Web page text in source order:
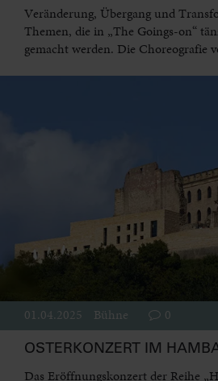
Veränderung, Übergang und
Themen, die in „The Goings-on“
gemacht werden. Die Choreografie
01.04.2025 Bühne 0
OSTERKONZERT IM
Das Eröffnungskonzert der Reihe